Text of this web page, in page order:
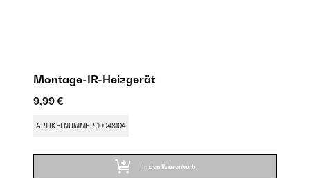
Montage-IR-Heizgerät
9,99 €
ARTIKELNUMMER: 10048104
In den Warenkorb